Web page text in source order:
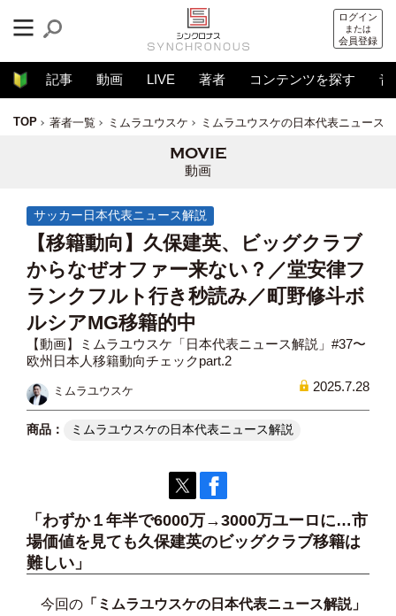
ログイン
または
会員登録
記事 動画 LIVE 著者 コンテンツを探す 音
TOP 著者一覧 ミムラユウスケ ミムラユウスケの日本代表ニュース
動画
サッカー日本代表ニュース解説
【移籍動向】久保建英、ビッグクラブ
からなぜオファー来ない？／堂安律フ
ランクフルト行き秒読み／町野修斗ボ
ルシアMG移籍的中
【動画】ミムラユウスケ「日本代表ニュース解説」#37〜
欧州日本人移籍動向チェックpart.2
ミムラユウスケ 2025.7.28
ミムラユウスケの日本代表ニュース解説
「わずか１年半で6000万→3000万ユーロに…市
場価値を見ても久保建英のビッグクラブ移籍は
難しい」
今回の 「ミムラユウスケの日本代表ニュース解説」